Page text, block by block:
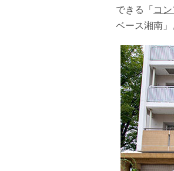
できる「 コ
ベース湘南